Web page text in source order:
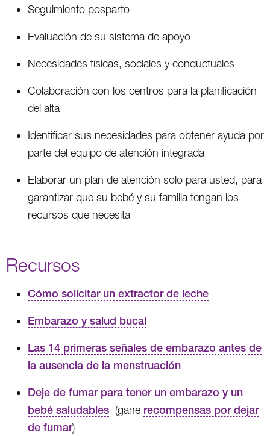
Seguimiento posparto
Evaluación de su sistema de apoyo
Necesidades físicas, sociales y conductuales
Colaboración con los centros para la planificación
del alta
Identificar sus necesidades para obtener ayuda por
parte del equipo de atención integrada
Elaborar un plan de atención solo para usted, para
garantizar que su bebé y su familia tengan los
recursos que necesita
Recursos
Cómo solicitar un extractor de leche
Embarazo y salud bucal
Las 14 primeras señales de embarazo antes de
la ausencia de la menstruación
Deje de fumar para tener un embarazo y un
bebé saludables (gane recompensas por dejar
de fumar)